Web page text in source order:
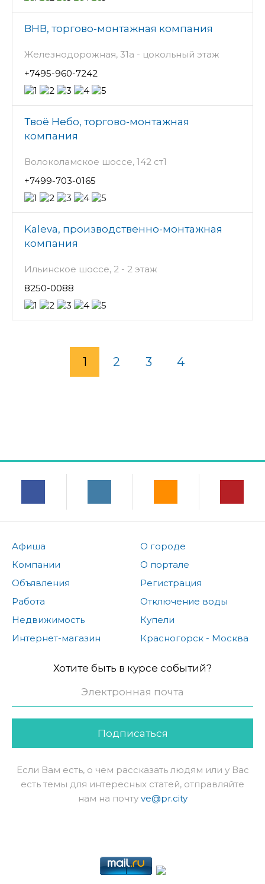
ВНВ, торгово-монтажная компания
Железнодорожная, 31а - цокольный этаж
+7495-960-7242
Твоё Небо, торгово-монтажная
компания
Волоколамское шоссе, 142 ст1
+7499-703-0165
Kaleva, производственно-монтажная
компания
Ильинское шоссе, 2 - 2 этаж
8250-0088
1 2 3 4
Афиша
Компании
Объявления
Работа
Недвижимость
Интернет-магазин
О городе
О портале
Регистрация
Отключение воды
Купели
Красногорск - Москва
Хотите быть в курсе событий?
Подписаться
Если Вам есть, о чем рассказать людям или у Вас
есть темы для интересных статей, отправляйте
нам на почту ve@pr.city